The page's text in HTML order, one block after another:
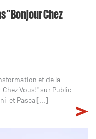
"Bonjour Chez
et de la
Vous!" sur Public
et Pascal[...]